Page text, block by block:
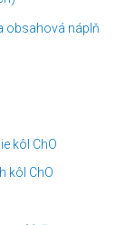
obsahová náplň
kôl ChO
kôl ChO